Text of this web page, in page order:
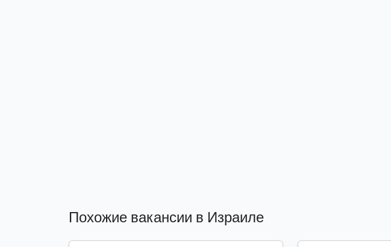
Похожие вакансии в Израиле